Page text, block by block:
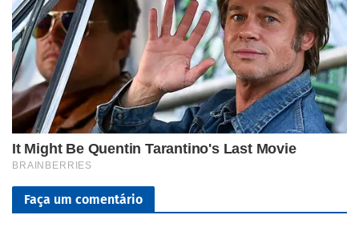
Faça um comentário